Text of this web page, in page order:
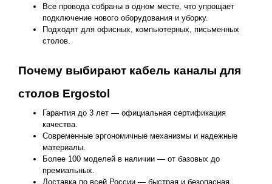
Все провода собраны в одном месте, что упрощает
подключение нового оборудования и уборку.
Подходят для офисных, компьютерных, письменных
столов.
Почему выбирают кабель каналы для
столов Ergostol
Гарантия до 3 лет — официальная сертификация
качества.
Современные эргономичные механизмы и надежные
материалы.
Более 100 моделей в наличии — от базовых до
премиальных.
Доставка по всей России — быстрая и безопасная.